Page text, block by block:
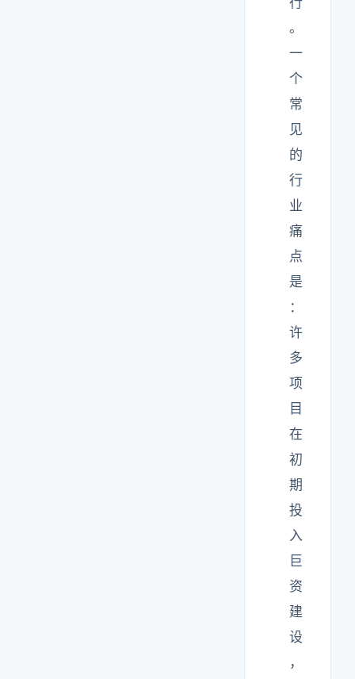
。
一
个
常
见
的
行
业
痛
点
是
：
许
多
项
目
在
初
期
投
入
巨
资
建
设
，